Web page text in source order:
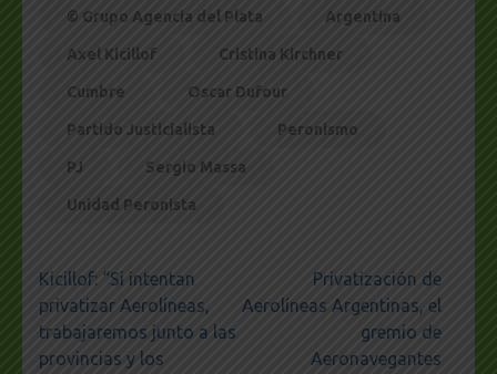
© Grupo Agencia del Plata Argentina
Axel Kicillof Cristina Kirchner
Cumbre Oscar Dufour
Partido Justicialista Peronismo
PJ Sergio Massa
Unidad Peronista
Navegación
de
entradas
Kicillof: “Si intentan
privatizar Aerolíneas,
trabajaremos junto a las
provincias y los
Privatización de
Aerolíneas Argentinas, el
gremio de
Aeronavegantes